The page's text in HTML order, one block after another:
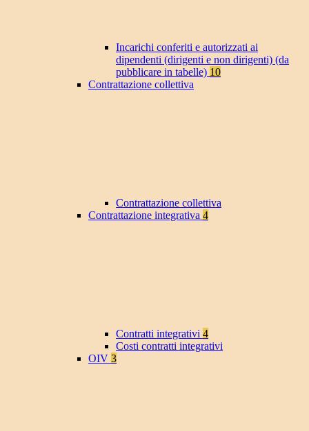
Incarichi conferiti e autorizzati ai
dipendenti (dirigenti e non dirigenti) (da
pubblicare in tabelle) 10
Contrattazione collettiva
Contrattazione collettiva
Contrattazione integrativa 4
Contratti integrativi 4
Costi contratti integrativi
OIV 3